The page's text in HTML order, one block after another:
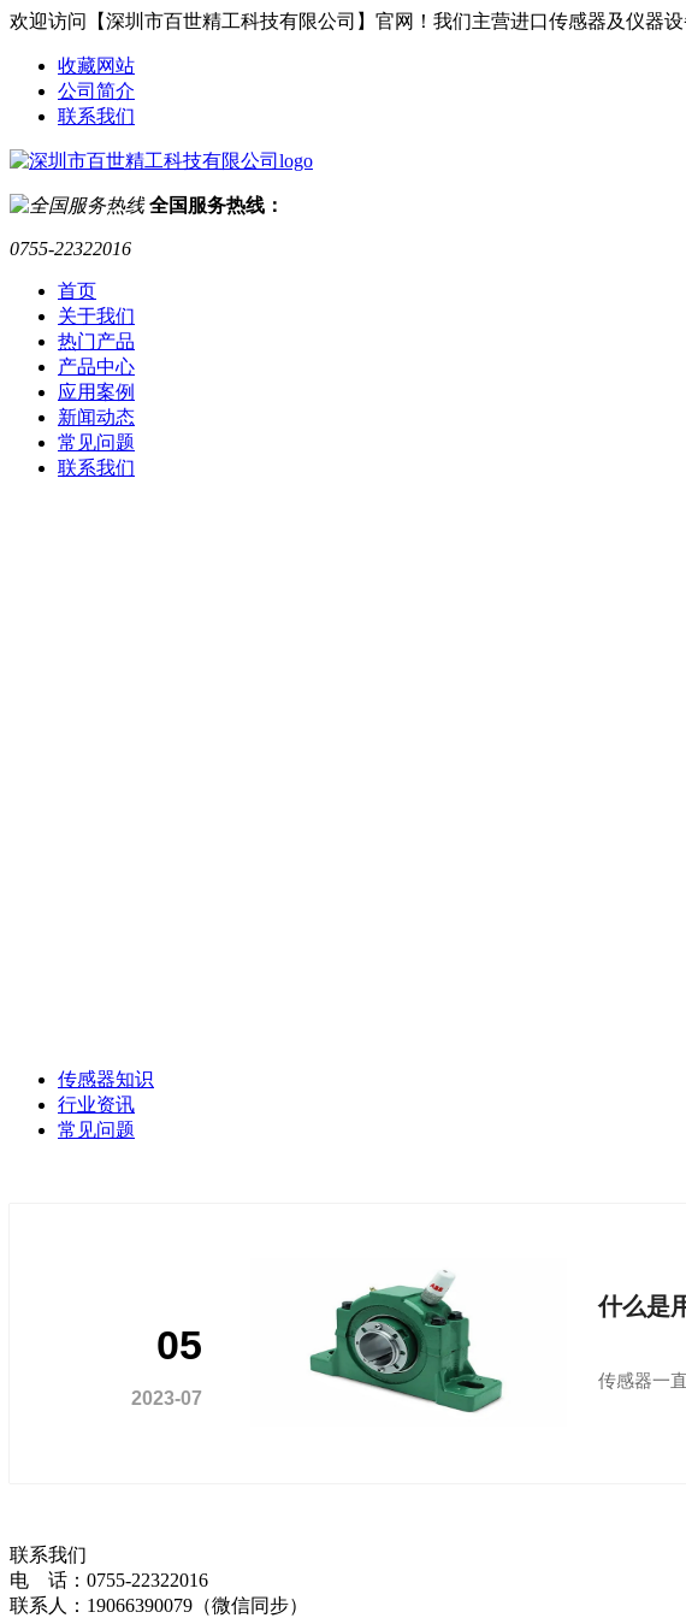
欢迎访问【深圳市百世精工科技有限公司】官网！我们主营进口传感器及仪器
收藏网站
公司简介
联系我们
全国服务热线：
0755-22322016
首页
关于我们
热门产品
产品中心
应用案例
新闻动态
常见问题
联系我们
传感器知识
行业资讯
常见问题
05
2023-07
什么是
传感器一
联系我们
电 话：0755-22322016
联系人：19066390079（微信同步）